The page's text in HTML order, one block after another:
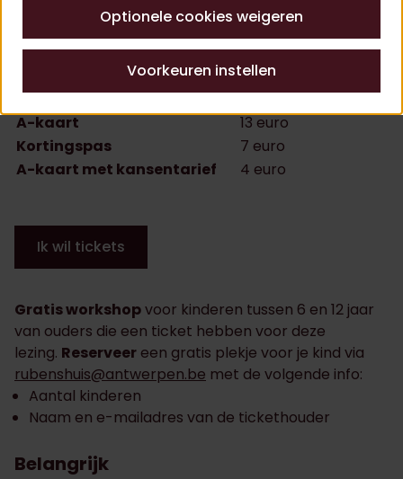
Prijsinclusief toegangsticketvoor de tuin:
15 euro
18-26 jaar
13 euro
A-kaart
13 euro
Kortingspas
7 euro
A-kaart met kansentarief
4 euro
Ik wil tickets
Gratis workshopvoor kinderen tussen 6 en 12 jaar
van ouders die een ticket hebben voor deze
lezing. Reserveer een gratis plekje voor je kind via
rubenshuis@antwerpen.be met de volgende info:
Aantal kinderen
Naam en e-mailadres van de tickethouder
Belangrijk
Optionele cookies weigeren
Voorkeuren instellen